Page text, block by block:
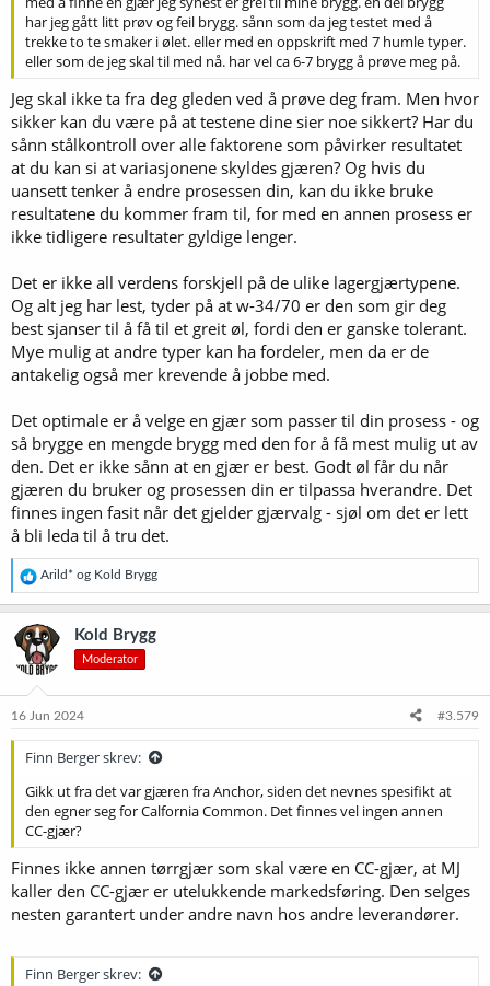
har jeg gått litt prøv og feil brygg. sånn som da jeg testet med å
trekke to te smaker i ølet. eller med en oppskrift med 7 humle typer.
eller som de jeg skal til med nå. har vel ca 6-7 brygg å prøve meg på.
Jeg skal ikke ta fra deg gleden ved å prøve deg fram. Men hvor
sikker kan du være på at testene dine sier noe sikkert? Har du
sånn stålkontroll over alle faktorene som påvirker resultatet
at du kan si at variasjonene skyldes gjæren? Og hvis du
uansett tenker å endre prosessen din, kan du ikke bruke
resultatene du kommer fram til, for med en annen prosess er
ikke tidligere resultater gyldige lenger.
Det er ikke all verdens forskjell på de ulike lagergjærtypene.
Og alt jeg har lest, tyder på at w-34/70 er den som gir deg
best sjanser til å få til et greit øl, fordi den er ganske tolerant.
Mye mulig at andre typer kan ha fordeler, men da er de
antakelig også mer krevende å jobbe med.
Det optimale er å velge en gjær som passer til din prosess - og
så brygge en mengde brygg med den for å få mest mulig ut av
den. Det er ikke sånn at en gjær er best. Godt øl får du når
gjæren du bruker og prosessen din er tilpassa hverandre. Det
finnes ingen fasit når det gjelder gjærvalg - sjøl om det er lett
å bli leda til å tru det.
R
e
a
k
s
j
o
e
Arild* og Kold Brygg
Kold Brygg
Moderator
16 Jun 2024 #3.579
Finn Berger skrev:
Gikk ut fra det var gjæren fra Anchor, siden det nevnes spesifikt at
den egner seg for Calfornia Common. Det finnes vel ingen annen
CC-gjær?
Finnes ikke annen tørrgjær som skal være en CC-gjær, at MJ
kaller den CC-gjær er utelukkende markedsføring. Den selges
nesten garantert under andre navn hos andre leverandører.
Finn Berger skrev: